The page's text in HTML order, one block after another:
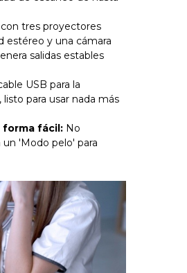
tres proyectores
estéreo y una cámara
salidas estables
USB para la
para usar nada más
forma fácil:No
'Modo pelo' para